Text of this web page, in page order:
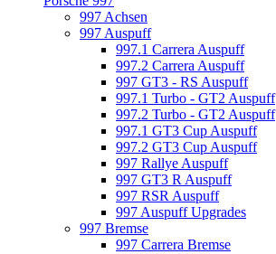
997 Achsen
997 Auspuff
997.1 Carrera Auspuff
997.2 Carrera Auspuff
997 GT3 - RS Auspuff
997.1 Turbo - GT2 Auspuff
997.2 Turbo - GT2 Auspuff
997.1 GT3 Cup Auspuff
997.2 GT3 Cup Auspuff
997 Rallye Auspuff
997 GT3 R Auspuff
997 RSR Auspuff
997 Auspuff Upgrades
997 Bremse
997 Carrera Bremse